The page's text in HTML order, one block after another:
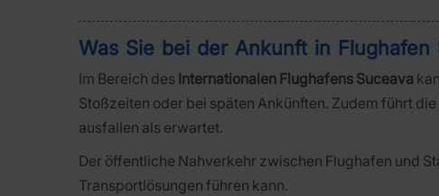
Was Sie bei der Ankunft in Flughafen
Im Bereich des Internationalen Flughafens Suceava
Stoßzeiten oder bei späten Ankünften. Zudem führt
ausfallen als erwartet.
Der öffentliche Nahverkehr zwischen Flughafen und
Transportlösungen führen kann.